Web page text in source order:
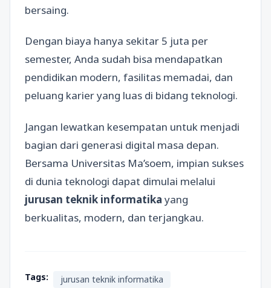
bersaing.
Dengan biaya hanya sekitar 5 juta per
semester, Anda sudah bisa mendapatkan
pendidikan modern, fasilitas memadai, dan
peluang karier yang luas di bidang teknologi.
Jangan lewatkan kesempatan untuk menjadi
bagian dari generasi digital masa depan.
Bersama Universitas Ma’soem, impian sukses
di dunia teknologi dapat dimulai melalui
jurusan teknik informatika yang
berkualitas, modern, dan terjangkau.
Tags:
jurusan teknik informatika